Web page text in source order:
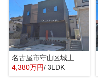
名古屋市守山区城土町22【仲介手数料無料】新築一戸建て 1号棟
4,380万円/ 3LDK